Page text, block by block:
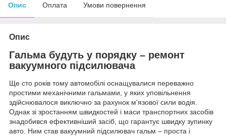
Опис Оплата Умови повернення
Опис
Гальма будуть у порядку – ремонт
вакуумного підсилювача
Ще сто років тому автомобілі оснащувалися переважно
простими механічними гальмами, у яких уповільнення
здійснювалося виключно за рахунок м'язової сили водія.
Однак зі зростанням швидкостей і маси транспортних засобів
знадобився ефективніший засіб, що гарантує швидку зупинку
авто. Ним став вакуумний підсилювач гальм – проста і